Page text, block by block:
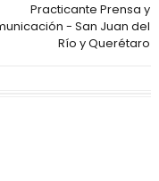
Practicante Prensa y
- San Juan del
Río y Querétaro